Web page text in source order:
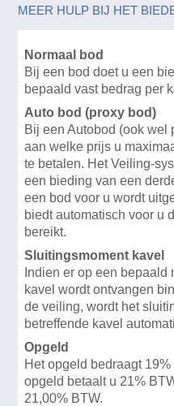
MEER HULP BIJ HET
Normaal bod
Bij een bod doet u een
bepaald vast bedrag per
Auto bod (proxy bod)
Bij een Autobod (ook wel
aan welke prijs u
te betalen. Het Veiling-
een bieding van een
een bod voor u wordt
biedt automatisch voor u
bereikt.
Sluitingsmoment kavel
Indien er op een
kavel wordt ontvangen
de veiling, wordt het
betreffende kavel
Opgeld
Het opgeld bedraagt
opgeld betaalt u 21%
21,00% BTW.